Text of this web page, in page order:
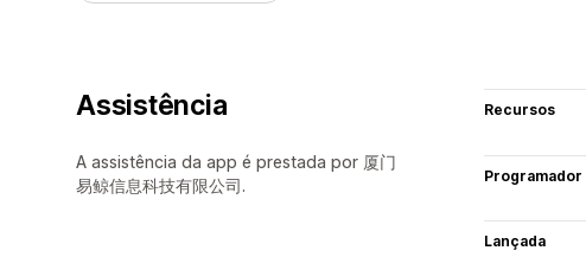
Assistência
A assistência da app é prestada por 厦门
易鲸信息科技有限公司.
Recursos
Programador
Lançada